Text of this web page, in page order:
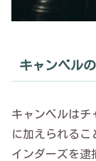
キャンベル
キャンベルはチ
に加えられるこ
インダーズを逮